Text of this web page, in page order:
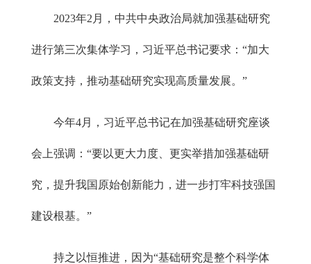
2023年2月，中共中央政治局就加强基础研究
进行第三次集体学习，习近平总书记要求：“加大
政策支持，推动基础研究实现高质量发展。”
今年4月，习近平总书记在加强基础研究座谈
会上强调：“要以更大力度、更实举措加强基础研
究，提升我国原始创新能力，进一步打牢科技强国
建设根基。”
持之以恒推进，因为“基础研究是整个科学体